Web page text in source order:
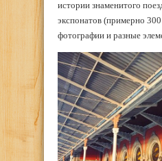
истории знаменитого
экспонатов (примерно
фотографии и разные